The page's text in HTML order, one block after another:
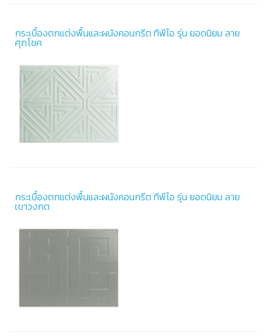
กระเบื้องตกแต่งพื้นและผนังคอนกรีต ทีพีไอ รุ่น ยอดนิยม ลาย
ศุภโชค
กระเบื้องตกแต่งพื้นและผนังคอนกรีต ทีพีไอ รุ่น ยอดนิยม ลาย
เขาวงกต